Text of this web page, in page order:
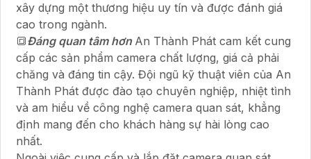
xây dựng một thương hiệu uy tín và được đánh giá
cao trong ngành.
🔳Đáng quan tâm hơn An Thành Phát cam kết cung
cấp các sản phẩm camera chất lượng, giá cả phải
chăng và đáng tin cậy. Đội ngũ kỹ thuật viên của An
Thành Phát được đào tạo chuyên nghiệp, nhiệt tình
và am hiểu về công nghệ camera quan sát, khẳng
định mang đến cho khách hàng sự hài lòng cao
nhất.